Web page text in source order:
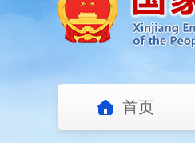
首页